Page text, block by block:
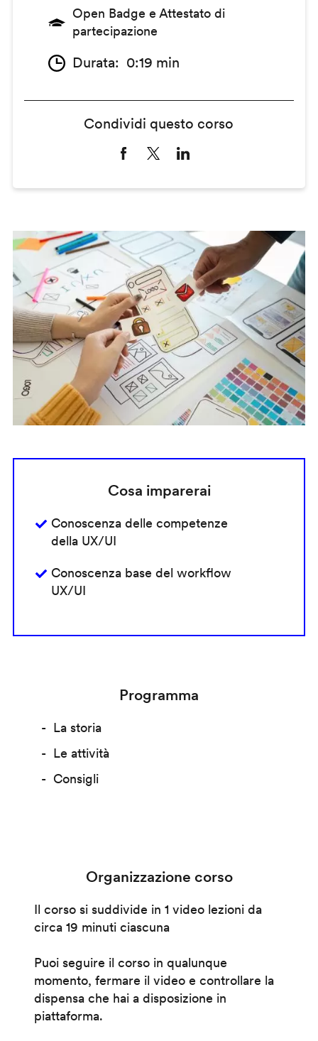
Open Badge e Attestato di
partecipazione
Durata 0:19 min
Condividi questo corso
Cosa imparerai
Conoscenza delle competenze
della UX/UI
Conoscenza base del workflow
UX/UI
Programma
La storia
Le attività
Consigli
Organizzazione corso
Il corso si suddivide in 1 video lezioni da
circa 19 minuti ciascuna
Puoi seguire il corso in qualunque
momento, fermare il video e controllare la
dispensa che hai a disposizione in
piattaforma.